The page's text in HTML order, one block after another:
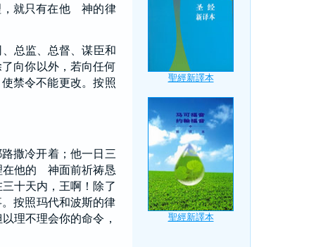
，就只有在他 神的律
总监、总督、谋臣和
向你以外，若向任何
禁令不能更改。按照
撒冷开着；他一日三
在他的 神面前祈祷恳
十天内，王啊！除了
按照玛代和波斯的律
理不理会你的命令，